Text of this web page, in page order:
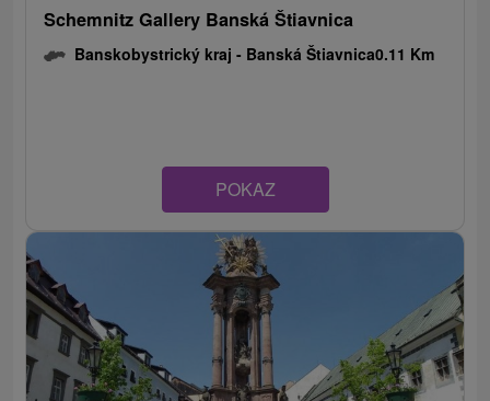
Schemnitz Gallery Banská Štiavnica
Banskobystrický kraj - Banská Štiavnica0.11 Km
POKAZ